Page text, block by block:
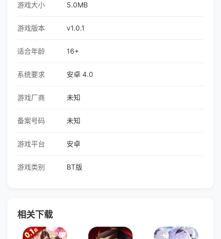
游戏大小 5.0MB
游戏版本 v1.0.1
适合年龄 16+
系统要求 安卓 4.0
游戏厂商 未知
备案号码 未知
游戏平台 安卓
游戏类别 BT版
相关下载